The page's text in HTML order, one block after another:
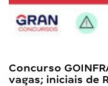
Concurso
vagas; iniciais de